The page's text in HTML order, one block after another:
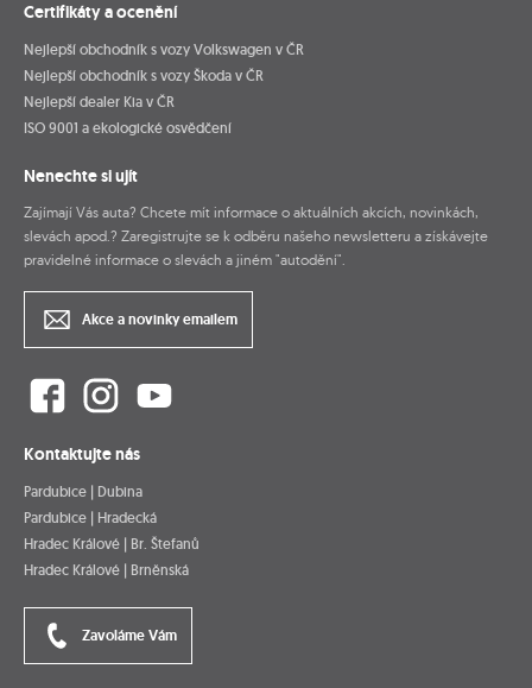
Certifikáty a ocenění
Nejlepší obchodník s vozy Volkswagen v ČR
Nejlepší obchodník s vozy Škoda v ČR
Nejlepší dealer Kia v ČR
ISO 9001 a ekologické osvědčení
Nenechte si ujít
Zajímají Vás auta? Chcete mít informace o aktuálních akcích, novinkách,
slevách apod.? Zaregistrujte se k odběru našeho newsletteru a získávejte
pravidelné informace o slevách a jiném "autodění".
Akce a novinky emailem
Kontaktujte nás
Pardubice | Dubina
Pardubice | Hradecká
Hradec Králové | Br. Štefanů
Hradec Králové | Brněnská
Zavoláme Vám